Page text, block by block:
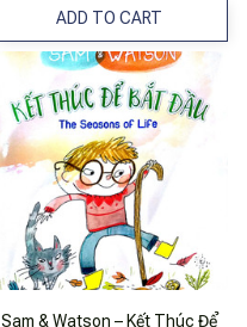
ADD TO CART
Sam & Watson – Kết Thúc Để